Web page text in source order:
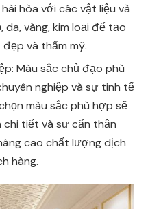
hòa với các vật liệu và
vàng, kim loại để tạo
và thẩm mỹ.
Màu sắc chủ đạo phù
nghiệp và sự tinh tế
màu sắc phù hợp sẽ
chi tiết và sự cẩn thận
cao chất lượng dịch
hàng.